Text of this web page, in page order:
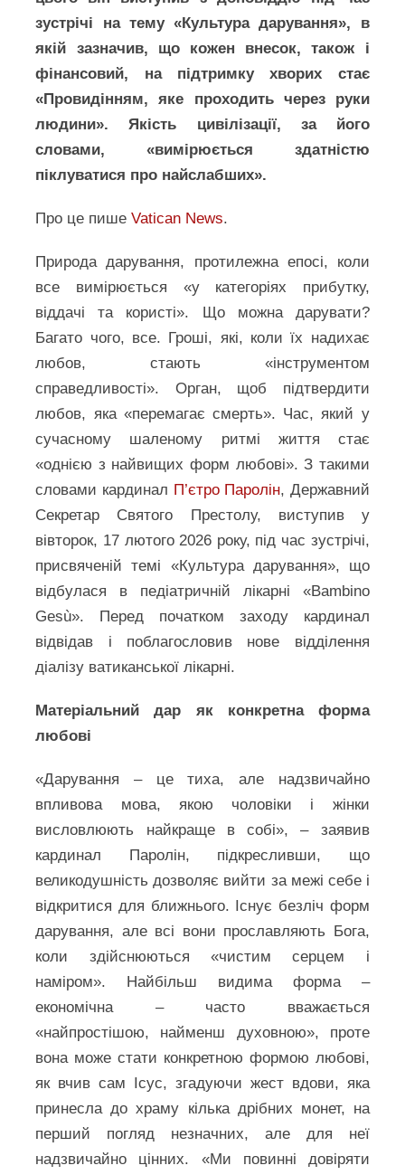
зустрічі на тему «Культура дарування», в
якій зазначив, що кожен внесок, також і
фінансовий, на підтримку хворих стає
«Провидінням, яке проходить через руки
людини». Якість цивілізації, за його
словами, «вимірюється здатністю
піклуватися про найслабших».
Про це пишеVatican News.
Природа дарування, протилежна епосі, коли
все вимірюється «у категоріях прибутку,
віддачі та користі». Що можна дарувати?
Багато чого, все. Гроші, які, коли їх надихає
любов, стають «інструментом
справедливості». Орган, щоб підтвердити
любов, яка «перемагає смерть». Час, який у
сучасному шаленому ритмі життя стає
«однією з найвищих форм любові». З такими
словами кардинал П’єтро Паролін, Державний
Секретар Святого Престолу, виступив у
вівторок, 17 лютого 2026 року, під час зустрічі,
присвяченій темі «Культура дарування», що
відбулася в педіатричній лікарні «Bambino
Gesù». Перед початком заходу кардинал
відвідав і поблагословив нове відділення
діалізу ватиканської лікарні.
Матеріальний дар як конкретна форма
любові
«Дарування – це тиха, але надзвичайно
впливова мова, якою чоловіки і жінки
висловлюють найкраще в собі», – заявив
кардинал Паролін, підкресливши, що
великодушність дозволяє вийти за межі себе і
відкритися для ближнього. Існує безліч форм
дарування, але всі вони прославляють Бога,
коли здійснюються «чистим серцем і
наміром». Найбільш видима форма –
економічна – часто вважається
«найпростішою, найменш духовною», проте
вона може стати конкретною формою любові,
як вчив сам Ісус, згадуючи жест вдови, яка
принесла до храму кілька дрібних монет, на
перший погляд незначних, але для неї
надзвичайно цінних. «Ми повинні довіряти